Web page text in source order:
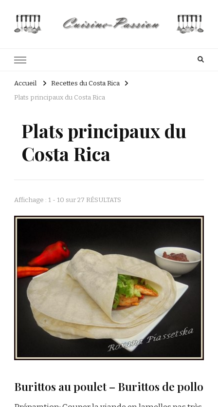
Accueil
Recettes du Costa Rica
Plats principaux du Costa Rica
Plats principaux du
Costa Rica
Affichage : 1 - 10 sur 27 RÉSULTATS
Burittos au poulet – Burittos de pollo